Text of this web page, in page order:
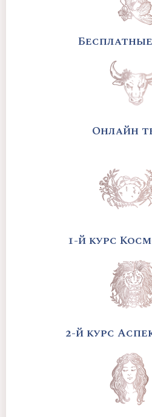
Онлайн
1-й курс
2-й курс